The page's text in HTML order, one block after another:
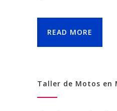
READ MORE
Taller de Motos en